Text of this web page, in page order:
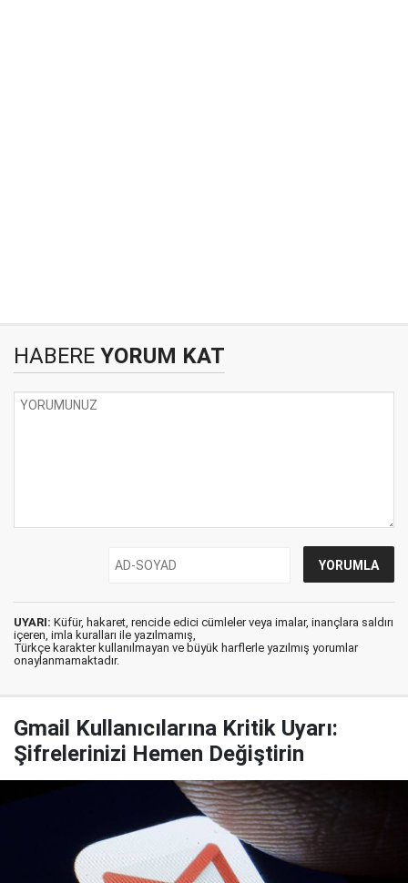
HABERE YORUM KAT
UYARI: Küfür, hakaret, rencide edici cümleler veya imalar, inançlara saldırı
içeren, imla kuralları ile yazılmamış,
Türkçe karakter kullanılmayan ve büyük harflerle yazılmış yorumlar
onaylanmamaktadır.
Gmail Kullanıcılarına Kritik Uyarı:
Şifrelerinizi Hemen Değiştirin